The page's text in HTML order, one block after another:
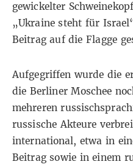
gewickelter
„Ukraine steht für
Beitrag auf die Flagge
Aufgegriffen wurde die
die Berliner Moschee
mehreren
russische Akteure
international, etwa in
Beitragsowie in einem